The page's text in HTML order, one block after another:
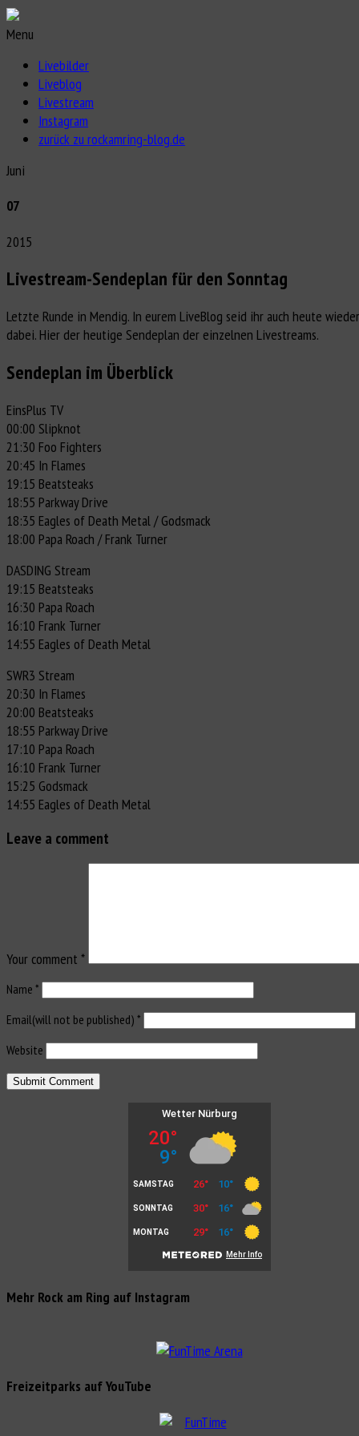
Menu
Livebilder
Liveblog
Livestream
Instagram
zurück zu rockamring-blog.de
Juni
07
2015
Livestream-Sendeplan für den Sonntag
Letzte Runde in Mendig. In eurem LiveBlog seid ihr auch heute
dabei. Hier der heutige Sendeplan der einzelnen Livestreams.
Sendeplan im Überblick
EinsPlus TV
00:00 Slipknot
21:30 Foo Fighters
20:45 In Flames
19:15 Beatsteaks
18:55 Parkway Drive
18:35 Eagles of Death Metal / Godsmack
18:00 Papa Roach / Frank Turner
DASDING Stream
19:15 Beatsteaks
16:30 Papa Roach
16:10 Frank Turner
14:55 Eagles of Death Metal
SWR3 Stream
20:30 In Flames
20:00 Beatsteaks
18:55 Parkway Drive
17:10 Papa Roach
16:10 Frank Turner
15:25 Godsmack
14:55 Eagles of Death Metal
Leave a comment
Your comment *
Name *
Email(will not be published) *
Website
Mehr Rock am Ring auf Instagram
Freizeitparks auf YouTube